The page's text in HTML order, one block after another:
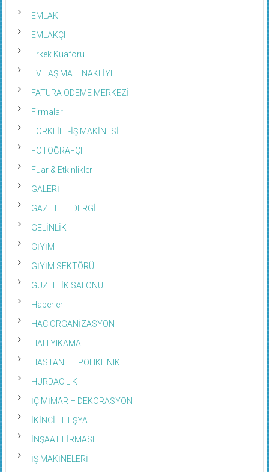
EMLAK
EMLAKÇI
Erkek Kuaförü
EV TAŞIMA – NAKLİYE
FATURA ÖDEME MERKEZİ
Firmalar
FORKLİFT-İŞ MAKİNESİ
FOTOĞRAFÇI
Fuar & Etkinlikler
GALERİ
GAZETE – DERGİ
GELİNLİK
GİYİM
GİYİM SEKTÖRÜ
GÜZELLİK SALONU
Haberler
HAC ORGANİZASYON
HALI YIKAMA
HASTANE – POLIKLINIK
HURDACILIK
İÇ MİMAR – DEKORASYON
İKİNCİ EL EŞYA
İNŞAAT FİRMASI
İŞ MAKİNELERİ